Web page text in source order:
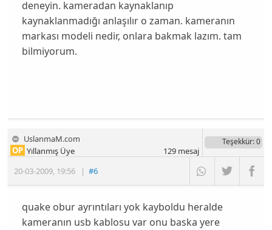
deneyin. kameradan kaynaklanıp
kaynaklanmadığı anlaşılır o zaman. kameranın
markası modeli nedir, onlara bakmak lazım. tam
bilmiyorum.
UslanmaM.com
20-03-2009, 19:56 |#6
OP Yıllanmış Üye
Teşekkür: 0
129mesaj
quake obur ayrıntıları yok kayboldu heralde
kameranın usb kablosu var onu baska yere